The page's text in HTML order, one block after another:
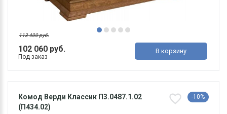
102 060 руб.
113 400 руб.
Под заказ
В корзину
Комод Верди Классик П3.0487.1.02
(П434.02)
-10%